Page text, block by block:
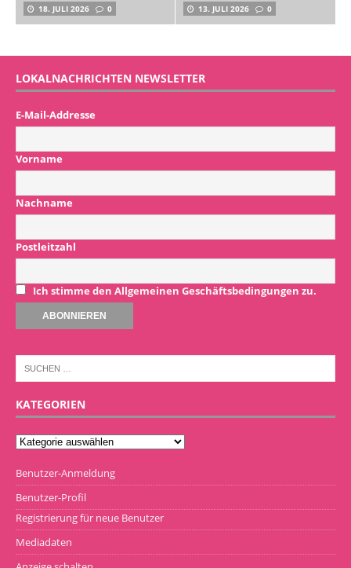
18. JULI 2026 0 13. JULI 2026 0
LOKALNACHRICHTEN NEWSLETTER
E-Mail-Addresse
Vorname
Nachname
Postleitzahl
Ich stimme den Allgemeinen Geschäftsbedingungen zu.
KATEGORIEN
Benutzer-Anmeldung
Benutzer-Profil
Registrierung für neue Benutzer
Mediadaten